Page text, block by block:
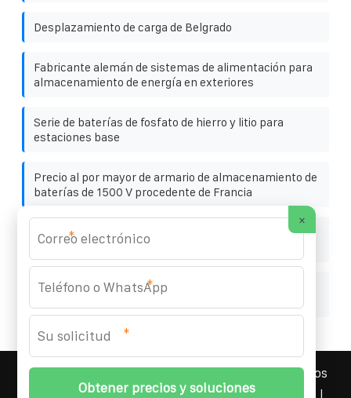
Desplazamiento de carga de Belgrado
Fabricante alemán de sistemas de alimentación para
almacenamiento de energía en exteriores
Serie de baterías de fosfato de hierro y litio para
estaciones base
Precio al por mayor de armario de almacenamiento de
baterías de 1500 V procedente de Francia
¿Qué batería solar en contenedor tiene el potencial
más prometedor
Cambia el techo plano por un techo inclinado para
YOUFOTO INDUSTRIAL SOLAR
2026 Todos los
derechos reservados. | Teléfono:+34 91 527 43 18
×
*
*
*